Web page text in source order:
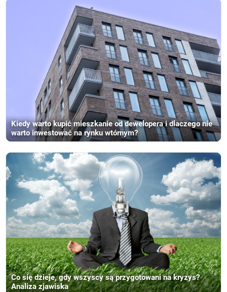
Kiedy warto kupić mieszkanie od dewelopera i dlaczego nie
warto inwestować na rynku wtórnym?
Co się dzieje, gdy wszyscy są przygotowani na kryzys?
Analiza zjawiska